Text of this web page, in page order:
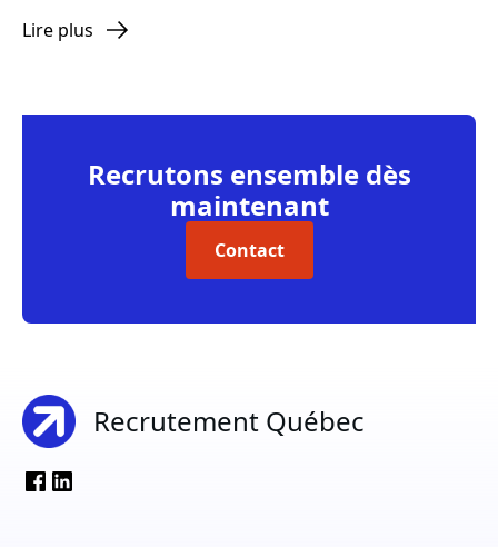
marque employeur de votre entreprise.
Lire plus
Recrutons ensemble dès
maintenant
Contact
Recrutement Québec